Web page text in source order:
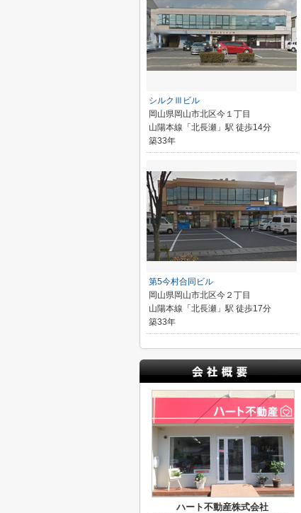
シルクⅢビル
岡山県岡山市北区今１丁目
山陽本線「北長瀬」駅 徒歩14分
築33年
第5今村合同ビル
岡山県岡山市北区今２丁目
山陽本線「北長瀬」駅 徒歩17分
築33年
ハート不動産株式会社